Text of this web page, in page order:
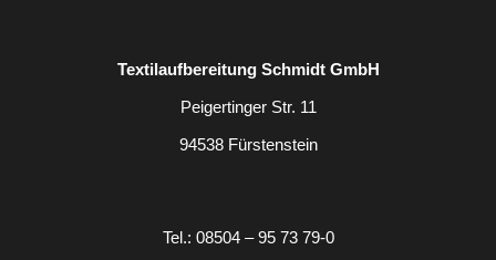
Textilaufbereitung Schmidt GmbH
Peigertinger Str. 11
94538 Fürstenstein
Tel.: 08504 – 95 73 79-0